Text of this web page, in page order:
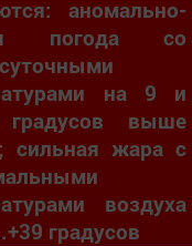
аномально-
погода со
на 9 и
градусов выше
сильная жара с
воздуха
градусов